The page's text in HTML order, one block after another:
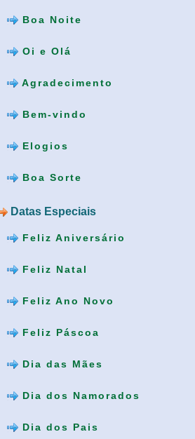
Boa Noite
Oi e Olá
Agradecimento
Bem-vindo
Elogios
Boa Sorte
Datas Especiais
Feliz Aniversário
Feliz Natal
Feliz Ano Novo
Feliz Páscoa
Dia das Mães
Dia dos Namorados
Dia dos Pais